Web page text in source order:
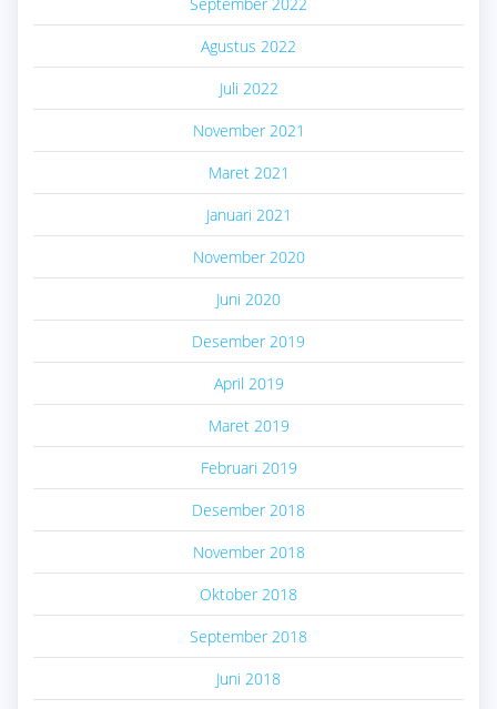
Agustus 2022
Juli 2022
November 2021
Maret 2021
Januari 2021
November 2020
Juni 2020
Desember 2019
April 2019
Maret 2019
Februari 2019
Desember 2018
November 2018
Oktober 2018
September 2018
Juni 2018